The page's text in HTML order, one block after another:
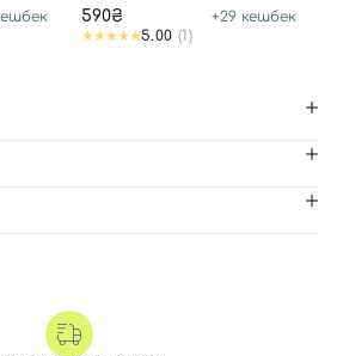
590₴ +29 кешбек
5.00 (1)